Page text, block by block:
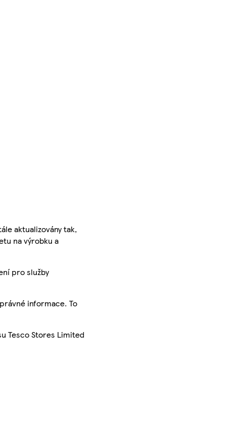
aktualizovány tak,
na výrobku a
pro služby
informace. To
Tesco Stores Limited